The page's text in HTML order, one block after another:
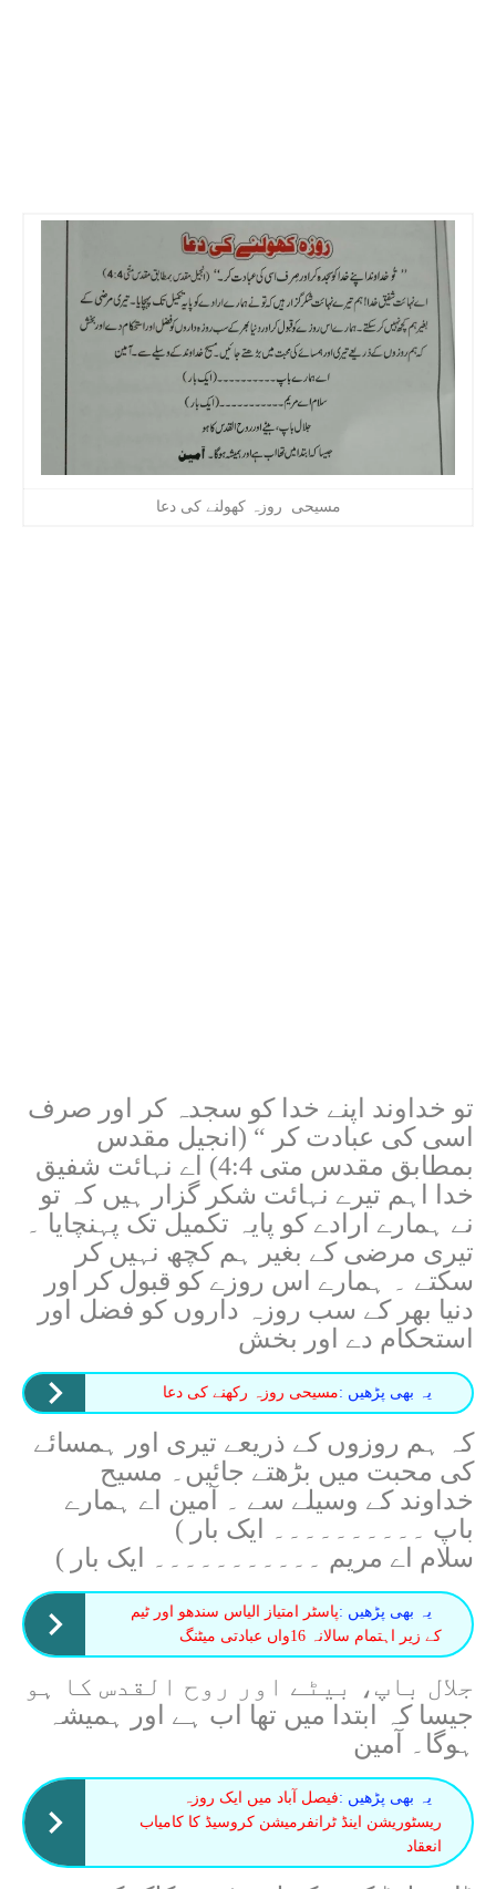
مسیحی روزہ کھولنے کی دعا
تو خداوند اپنے خدا کو سجدہ کر اور صرف
اسی کی عبادت کر “ (انجیل مقدس
بمطابق مقدس متی 4:4) اے نہائت شفیق
خدا اہم تیرے نہائت شکر گزار ہیں کہ تو
نے ہمارے ارادے کو پایہ تکمیل تک پہنچایا ۔
تیری مرضی کے بغیر ہم کچھ نہیں کر
سکتے ۔ ہمارے اس روزے کو قبول کر اور
دنیا بھر کے سب روزہ داروں کو فضل اور
استحکام دے اور بخش
یہ بھی پڑھیں :مسیحی روزہ رکھنے کی دعا
کہ ہم روزوں کے ذریعے تیری اور ہمسائے
کی محبت میں بڑھتے جائیں۔ مسیح
خداوند کے وسیلے سے ۔ آمین اے ہمارے
باپ ۔۔۔۔۔۔۔۔۔۔ ایک بار )
سلام اے مریم ۔۔۔۔۔۔۔۔۔۔۔ ایک بار )
یہ بھی پڑھیں :پاسٹر امتیاز الیاس سندھو اور ٹیم
کے زیر اہتمام سالانہ 16واں عبادتی میٹنگ
جلال باپ، بیٹے اور روح القدس کا ہو
جیسا کہ ابتدا میں تھا اب ہے اور ہمیشہ
ہوگا۔ آمین
یہ بھی پڑھیں :فیصل آباد میں ایک روزہ
ریسٹوریشن اینڈ ٹرانفرمیشن کروسیڈ کا کامیاب
انعقاد